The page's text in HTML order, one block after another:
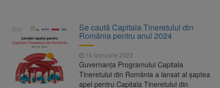
Se caută Capitala Tineretului din
România pentru anul 2024
16 februarie 2022
Guvernanța Programului Capitala
Tineretului din România a lansat al șaptea
apel pentru Capitala Tineretului din